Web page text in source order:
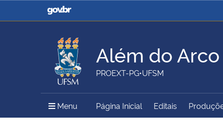
Casa Civil
Ministério da Justiça e
Ministério da Agricultura,
Pecuária e Abastecimento
Ministério da Educação
Ministério do Meio Ambiente Ministério do Turismo
Além do Arco
PROEXT-PG•UFSM
Menu Menu Principal do Sítio
Página Inicial Editais